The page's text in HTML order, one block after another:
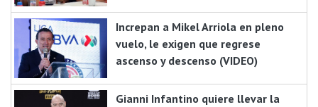
Increpan a Mikel Arriola en pleno
vuelo, le exigen que regrese
ascenso y descenso (VIDEO)
Gianni Infantino quiere llevar la